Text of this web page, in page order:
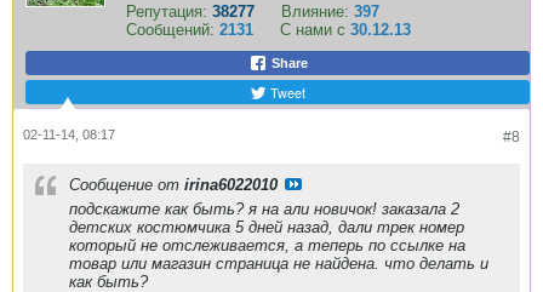
Репутация: 38277 Влияние: 397
Сообщений: 2131 С нами с 30.12.13
Share
Tweet
#8
02-11-14, 08:17
Сообщение от irina6022010
подскажите как быть? я на али новичок! заказала 2
детских костюмчика 5 дней назад, дали трек номер
который не отслеживается, а теперь по ссылке на
товар или магазин страница не найдена. что делать и
как быть?